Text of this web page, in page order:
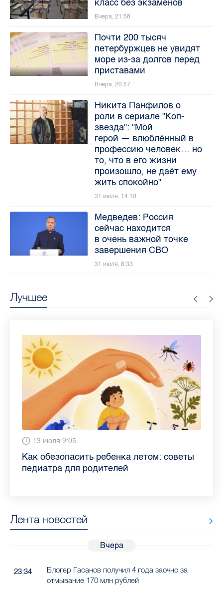
Лучшее
28 июля 13:46
Прививки, анализы и личная гигиена:
врач Елизаветинской больницы
13 июля 9:05
Как обезопасить ребенка летом: советы
педиатра для родителей
3 июля 11:56
Проходные баллы в вузах СПб — 2026:
где самый высокий и самый низкий
23 июня 9:10
Врач назвала неожиданные причины
воспаления ахиллова сухожилия летом
16 июня 11:37
Декрет без потери дохода: эксперт
рассказала о возможностях для
11 июня 12:37
Что такое рассеянный склероз: невролог
Елизаветинской больницы ответила на
3 июня 10:02
Бамбл с вишней и лимонад с имбирем:
какие напитки можно приготовить дома
4 июня 9:04
"Производители расслабились": глава
“Общественного контроля” — о качестве
Лента новостей
Вчера
23:34
Блогер Гасанов получил 4 года заочно за
отмывание 170 млн рублей
класс без экзаменов
Вчера, 21:58
Почти 200 тысяч
петербуржцев не увидят
море из-за долгов перед
приставами
Вчера, 20:57
Никита Панфилов о
роли в сериале "Коп-
звезда": "Мой
герой — влюблённый в
профессию человек… но
то, что в его жизни
произошло, не даёт ему
жить спокойно"
31 июля, 14:10
Медведев: Россия
сейчас находится
в очень важной точке
завершения СВО
31 июля, 8:33